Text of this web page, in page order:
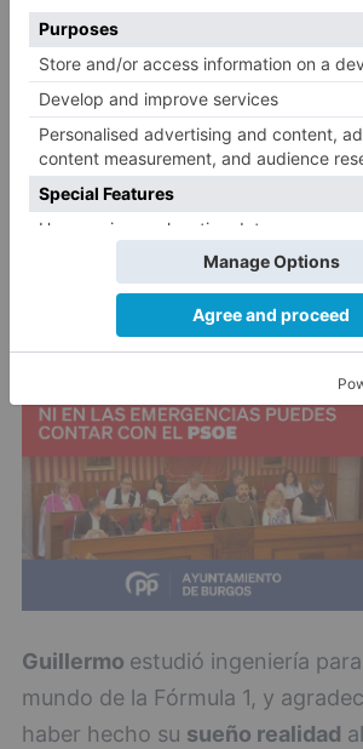
segundo", por lo que no se
que terminan subiendo al podio
sushabilidades como pilotoo
del coche. "Eso solo se puede
compañero", ha valorado.
Carlos SainzFernando Alonso
los mejores pilotosMax
como pilotoingeniería del coche
Guillermo estudió ingeniería
mundo de la Fórmula 1, y
haber hecho su sueño realidad